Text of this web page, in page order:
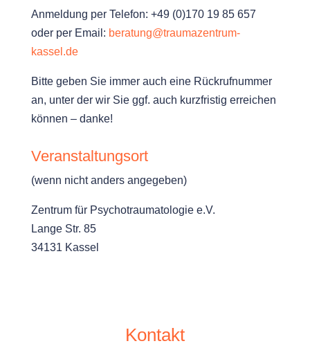
Anmeldung per Telefon: +49 (0)170 19 85 657
oder per Email: beratung@traumazentrum-
kassel.de
Bitte geben Sie immer auch eine Rückrufnummer
an, unter der wir Sie ggf. auch kurzfristig erreichen
können – danke!
Veranstaltungsort
(wenn nicht anders angegeben)
Zentrum für Psychotraumatologie e.V.
Lange Str. 85
34131 Kassel
Kontakt